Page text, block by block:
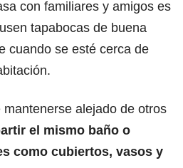
con familiares y amigos es
tapabocas de buena
cuando se esté cerca de
alejado de otros
el mismo baño o
como cubiertos, vasos y